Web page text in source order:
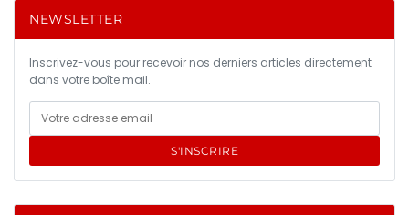
NEWSLETTER
Inscrivez-vous pour recevoir nos derniers articles directement
dans votre boîte mail.
S'INSCRIRE